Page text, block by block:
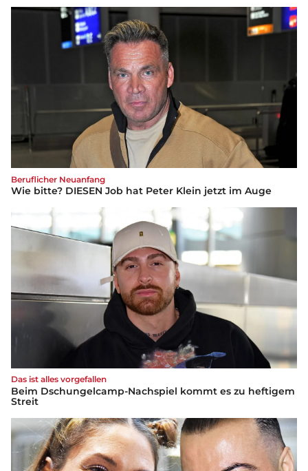
Beruflicher Neuanfang
Wie bitte? DIESEN Job hat Peter Klein jetzt im Auge
Das ist alles vorgefallen
Beim Dschungelcamp-Nachspiel kommt es zu heftigem
Streit